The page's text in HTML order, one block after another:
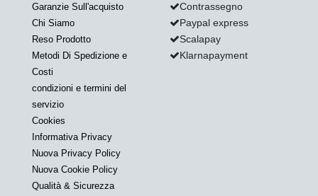
Garanzie Sull'acquisto
Chi Siamo
Reso Prodotto
Metodi Di Spedizione e
Costi
condizioni e termini del
servizio
Cookies
Informativa Privacy
Nuova Privacy Policy
Nuova Cookie Policy
Qualità & Sicurezza
Contrassegno
Paypal express
Scalapay
Klarnapayment